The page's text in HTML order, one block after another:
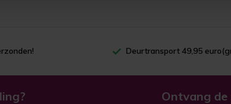
Deurtransport 49,95
Ontvang